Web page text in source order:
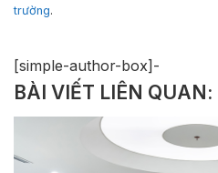
trường.
[simple-author-box]-
BÀI VIẾT LIÊN QUAN: